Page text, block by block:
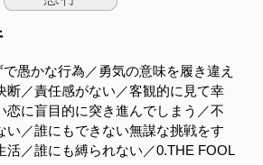
愚かな行為／勇気の意味を履き違え
断／責任感がない／客観的に見て幸
恋に盲目的に突き進んでしまう／不
い／誰にもできない無謀な挑戦をす
活／誰にも縛られない／0.THE FOOL